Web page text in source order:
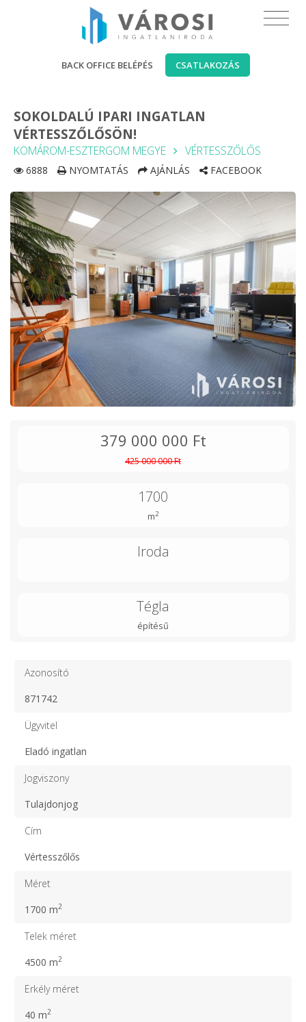
BACK OFFICE BELÉPÉS CSATLAKOZÁS
SOKOLDALÚ IPARI INGATLAN
VÉRTESSZŐLŐSÖN!
KOMÁROM-ESZTERGOM MEGYE VÉRTESSZŐLŐS
6888 NYOMTATÁS AJÁNLÁS FACEBOOK
379 000 000 Ft
425 000 000 Ft
1700
m2
Iroda
Tégla
építésű
Azonosító
871742
Ügyvitel
Eladó ingatlan
Jogviszony
Tulajdonjog
Cím
Vértesszőlős
Méret
1700 m2
Telek méret
4500 m2
Erkély méret
40 m2